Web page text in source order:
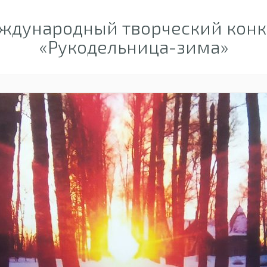
творческий
«Рукодельница-зима»